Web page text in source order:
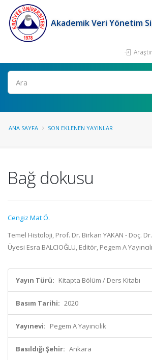
Akademik Veri Yönetim
Ara
ANA SAYFA SON EKLENEN YAYINLAR
Bağ dokusu
Cengiz Mat Ö.
Temel Histoloji, Prof. Dr. Birkan YAKAN - Doç.
Üyesi Esra BALCIOĞLU, Editör, Pegem A
Yayın Türü: Kitapta Bölüm / Ders Kitabı
Basım Tarihi: 2020
Yayınevi: Pegem A Yayıncılık
Basıldığı Şehir: Ankara